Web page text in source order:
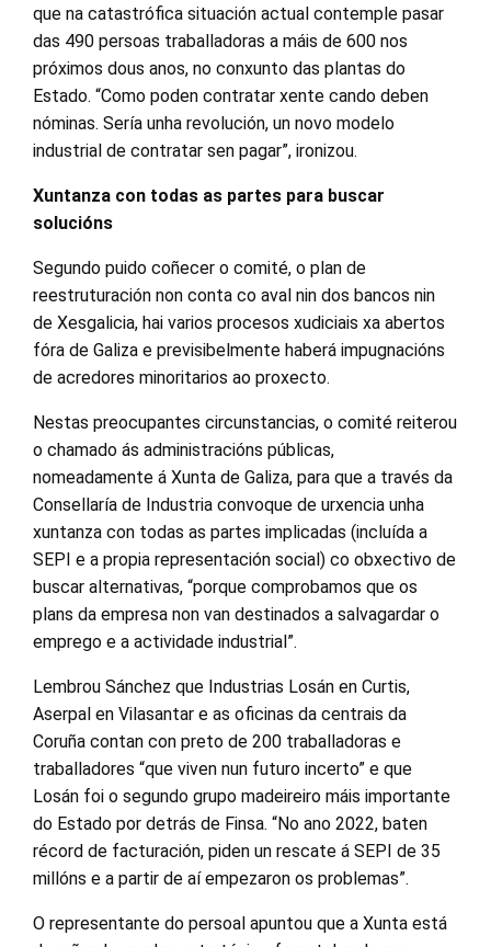
que na catastrófica situación actual contemple pasar
das 490 persoas traballadoras a máis de 600 nos
próximos dous anos, no conxunto das plantas do
Estado. “Como poden contratar xente cando deben
nóminas. Sería unha revolución, un novo modelo
industrial de contratar sen pagar”, ironizou.
Xuntanza con todas as partes para buscar
solucións
Segundo puido coñecer o comité, o plan de
reestruturación non conta co aval nin dos bancos nin
de Xesgalicia, hai varios procesos xudiciais xa abertos
fóra de Galiza e previsibelmente haberá impugnacións
de acredores minoritarios ao proxecto.
Nestas preocupantes circunstancias, o comité reiterou
o chamado ás administracións públicas,
nomeadamente á Xunta de Galiza, para que a través da
Consellaría de Industria convoque de urxencia unha
xuntanza con todas as partes implicadas (incluída a
SEPI e a propia representación social) co obxectivo de
buscar alternativas, “porque comprobamos que os
plans da empresa non van destinados a salvagardar o
emprego e a actividade industrial”.
Lembrou Sánchez que Industrias Losán en Curtis,
Aserpal en Vilasantar e as oficinas da centrais da
Coruña contan con preto de 200 traballadoras e
traballadores “que viven nun futuro incerto” e que
Losán foi o segundo grupo madeireiro máis importante
do Estado por detrás de Finsa. “No ano 2022, baten
récord de facturación, piden un rescate á SEPI de 35
millóns e a partir de aí empezaron os problemas”.
O representante do persoal apuntou que a Xunta está